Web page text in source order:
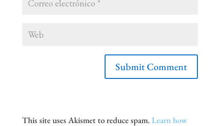
This site uses Akismet to reduce spam. Learn how